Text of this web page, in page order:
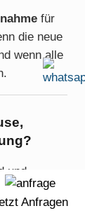
für
die neue
wenn alle
und
die
Anfragen